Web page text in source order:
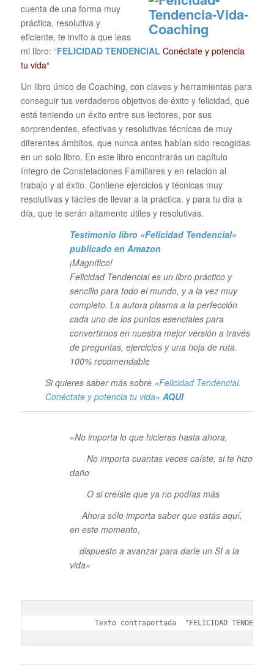
cuenta de una forma muy
práctica, resolutiva y
eficiente, te invito a que leas
mi libro: “FELICIDAD TENDENCIAL Conéctate y potencia
tu vida“
Un libro único de Coaching, con claves y herramientas para
conseguir tus verdaderos objetivos de éxito y felicidad, que
está teniendo un éxito entre sus lectores, por sus
sorprendentes, efectivas y resolutivas técnicas de muy
diferentes ámbitos, que nunca antes habían sido recogidas
en un solo libro. En este libro encontrarás un capítulo
íntegro de Constelaciones Familiares y en relación al
trabajo y al éxito. Contiene ejercicios y técnicas muy
resolutivas y fáciles de llevar a la práctica. y para tu día a
día, que te serán altamente útiles y resolutivas.
Testimonio libro «Felicidad Tendencial»
publicado en Amazon
¡Magnífico!
Felicidad Tendencial es un libro práctico y
sencillo para todo el mundo, y a la vez muy
completo. La autora plasma a la perfección
cada uno de los puntos esenciales para
convertirnos en nuestra mejor versión a través
de preguntas, ejercicios y una hoja de ruta.
100% recomendable
Si quieres saber más sobre «Felicidad Tendencial.
Conéctate y potencia tu vida» AQUI
«No importa lo que hicieras hasta ahora,
No importa cuantas veces caíste, si te hizo
daño
O si creíste que ya no podías más
Ahora sólo importa saber que estás aquí,
en este momento,
dispuesto a avanzar para darle un SI a la
vida»
Texto contraportada  "FELICIDAD